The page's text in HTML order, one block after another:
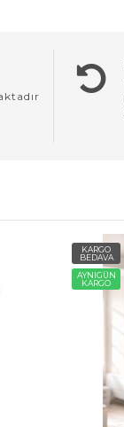
KARGO
BEDAVA
AYNIGÜN
KARGO